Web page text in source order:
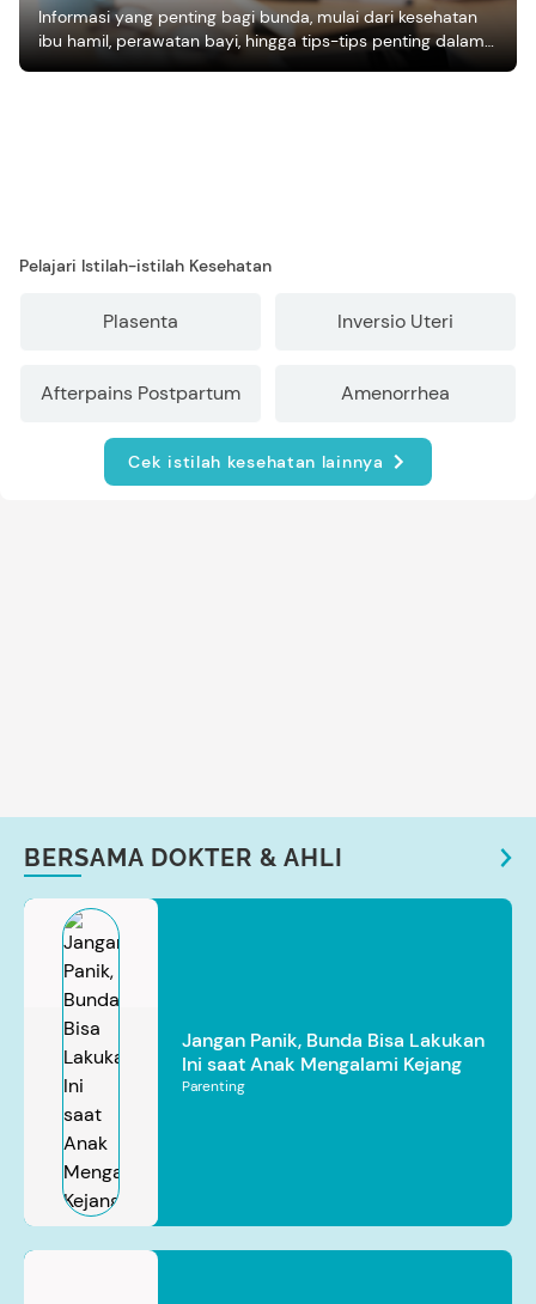
Informasi yang penting bagi bunda, mulai dari kesehatan
ibu hamil, perawatan bayi, hingga tips-tips penting dalam
Pelajari Istilah-istilah Kesehatan
Plasenta Inversio Uteri
Afterpains Postpartum Amenorrhea
Cek istilah kesehatan lainnya
BERSAMA DOKTER & AHLI
Jangan Panik, Bunda Bisa Lakukan
Ini saat Anak Mengalami Kejang
Parenting